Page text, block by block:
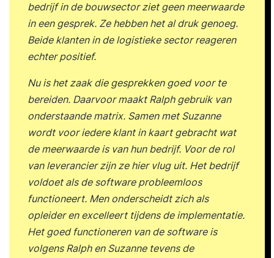
bedrijf in de bouwsector ziet geen meerwaarde
in een gesprek. Ze hebben het al druk genoeg.
Beide klanten in de logistieke sector reageren
echter positief.
Nu is het zaak die gesprekken goed voor te
bereiden. Daarvoor maakt Ralph gebruik van
onderstaande matrix. Samen met Suzanne
wordt voor iedere klant in kaart gebracht wat
de meerwaarde is van hun bedrijf. Voor de rol
van leverancier zijn ze hier vlug uit. Het bedrijf
voldoet als de software probleemloos
functioneert. Men onderscheidt zich als
opleider en excelleert tijdens de implementatie.
Het goed functioneren van de software is
volgens Ralph en Suzanne tevens de